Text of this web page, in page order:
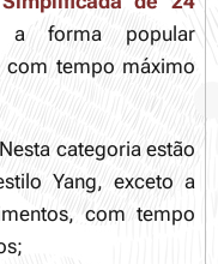
a forma popular
tempo máximo
Nesta categoria estão
Yang, exceto a
com tempo